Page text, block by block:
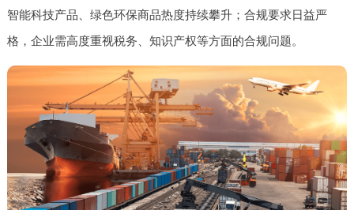
智能科技产品、绿色环保商品热度持续攀升；合规要求日益严
格，企业需高度重视税务、知识产权等方面的合规问题。